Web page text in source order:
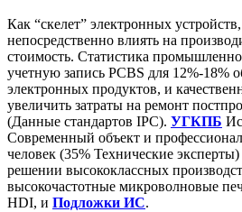
Как “скелет” электронных устройств,
непосредственно влиять на
стоимость. Статистика
учетную запись PCBS для 12%-18%
электронных продуктов, и
увеличить затраты на ремонт
(Данные стандартов IPC). УГКПБ
Современный объект и
человек (35% Технические
решении высококлассных
высокочастотные микроволновые
HDI, и Подложки ИС.